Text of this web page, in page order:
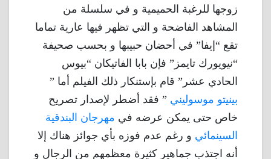
زوجها للرغبة الحميمية و في سلسلة من
المشاهد الفاضحة و التي تظهر فيها عارية تماما
تقع “إيفا” في أحضان حبيبها و بحسب صحيفة
“نيويورك تايمز” فإن بابا الفاتيكان “بيوس
الحادي عشر” قام بإستنكار ذلك الفيلم أما ”
بينيتو موسوليني ” فقد أضطر لإصدار تصريح
خاص حتى يمكن عرضه في مهرجان البندقية
السينمائي و رغم عدم فوزه بأي جوائز هناك إلا
أنه اجتذب جماهير كثيرة معظمهم من الرجال و